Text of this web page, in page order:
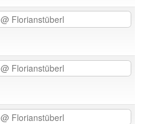
@ Florianstüberl
@ Florianstüberl
@ Florianstüberl